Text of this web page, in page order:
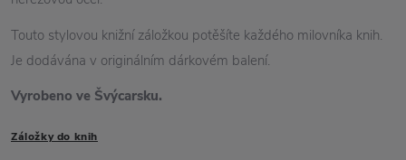
Touto stylovou knižní záložkou potěšíte každého milovníka knih.
Je dodávána v originálním dárkovém balení.
Vyrobeno ve Švýcarsku.
Záložky do knih